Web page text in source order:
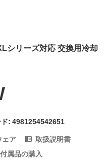
シリーズ対応 交換用冷却
: 4981254542651
ェア
取扱説明書
付属品の購入